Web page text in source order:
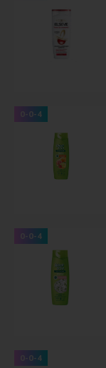
0-0-4
0-0-4
0-0-4